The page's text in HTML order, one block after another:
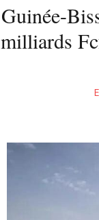
Guinée-
milliards